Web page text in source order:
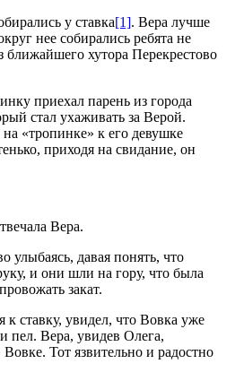
у ставка[1]. Вера лучше
нее собирались ребята не
ближайшего хутора Перекрестово
приехал парень из города
стал ухаживать за Верой.
«тропинке» к его девушке
приходя на свидание, он
Вера.
улыбаясь, давая понять, что
и они шли на гору, что была
закат.
к ставку, увидел, что Вовка уже
пел. Вера, увидев Олега,
Тот язвительно и радостно